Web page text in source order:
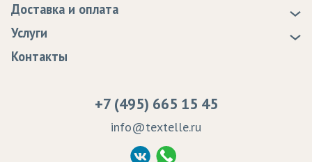
Статьи
Программа лояльности
Сертификаты качества
Судебные решения
Политика Конфиденциальности
Согласие на обработку ПД
Доставка и оплата
Доставка
Оплата
Услуги
Образцы
Контакты
+7 (495) 665 15 45
info@textelle.ru